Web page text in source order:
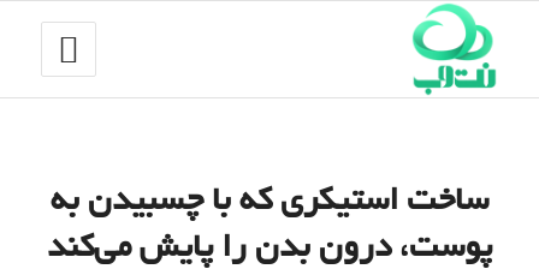
ساخت استیکری که با چسبیدن به
پوست، درون بدن را پایش می‌کند